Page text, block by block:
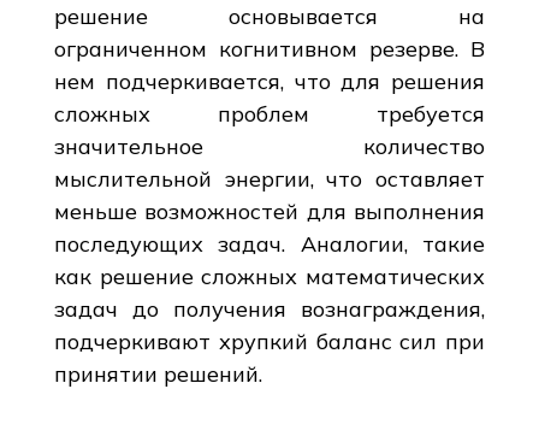
решение основывается на
ограниченном когнитивном резерве. В
нем подчеркивается, что для решения
сложных проблем требуется
значительное количество
мыслительной энергии, что оставляет
меньше возможностей для выполнения
последующих задач. Аналогии, такие
как решение сложных математических
задач до получения вознаграждения,
подчеркивают хрупкий баланс сил при
принятии решений.